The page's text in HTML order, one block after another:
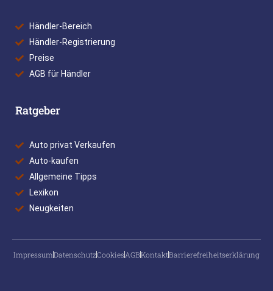
Händler-Bereich
Händler-Registrierung
Preise
AGB für Händler
Ratgeber
Auto privat Verkaufen
Auto-kaufen
Allgemeine Tipps
Lexikon
Neugkeiten
ImpressumDatenschutzCookiesAGBKontaktBarrierefreiheitserklärung